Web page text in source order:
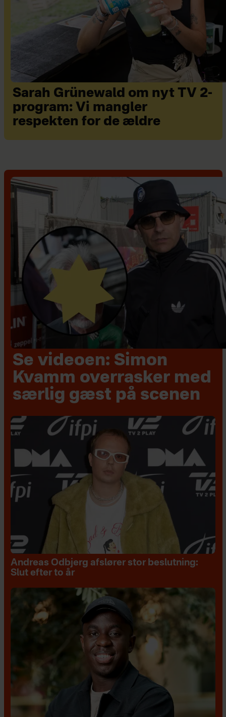
Sarah Grünewald om nyt TV 2-
program: Vi mangler
respekten for de ældre
Se videoen: Simon
Kvamm overrasker med
særlig gæst på scenen
Andreas Odbjerg afslører stor beslutning:
Slut efter to år